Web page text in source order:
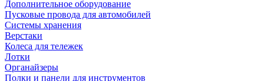
Дополнительное оборудование
Пусковые провода для автомобилей
Системы хранения
Верстаки
Колеса для тележек
Лотки
Органайзеры
Полки и панели для инструментов